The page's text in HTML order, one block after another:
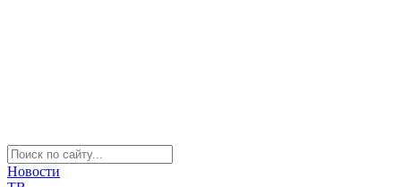
Новости